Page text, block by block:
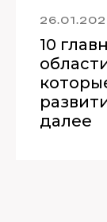
10
далее